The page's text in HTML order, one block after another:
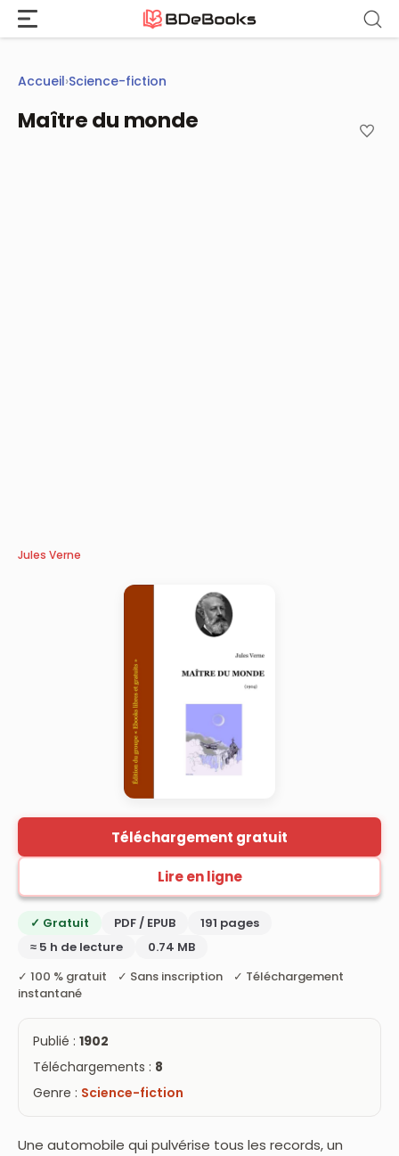
Aller
contenu
Accueil›Science-fiction
Maître du monde
Jules Verne
Téléchargement gratuit
Lire en ligne
✓ Gratuit PDF / EPUB
191 pages
≈ 5 h de lecture
0.74 MB
✓ 100 % gratuit ✓ Sans inscription ✓ Téléchargement
instantané
Publié : 1902
Téléchargements : 8
Genre : Science-fiction
Une automobile qui pulvérise tous les records, un